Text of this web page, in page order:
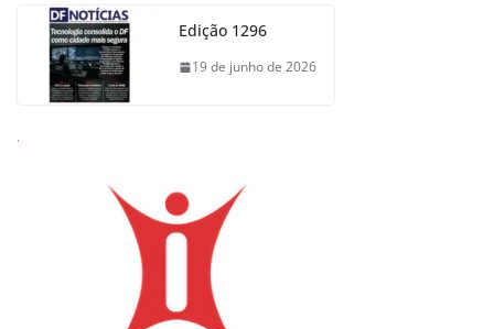
Edição 1296
19 de junho de 2026